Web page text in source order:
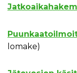
lomake)